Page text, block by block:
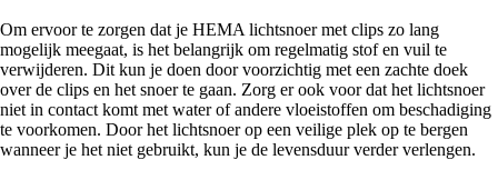
Om ervoor te zorgen dat je HEMA lichtsnoer met clips zo lang
mogelijk meegaat, is het belangrijk om regelmatig stof en vuil te
verwijderen. Dit kun je doen door voorzichtig met een zachte doek
over de clips en het snoer te gaan. Zorg er ook voor dat het lichtsnoer
niet in contact komt met water of andere vloeistoffen om beschadiging
te voorkomen. Door het lichtsnoer op een veilige plek op te bergen
wanneer je het niet gebruikt, kun je de levensduur verder verlengen.